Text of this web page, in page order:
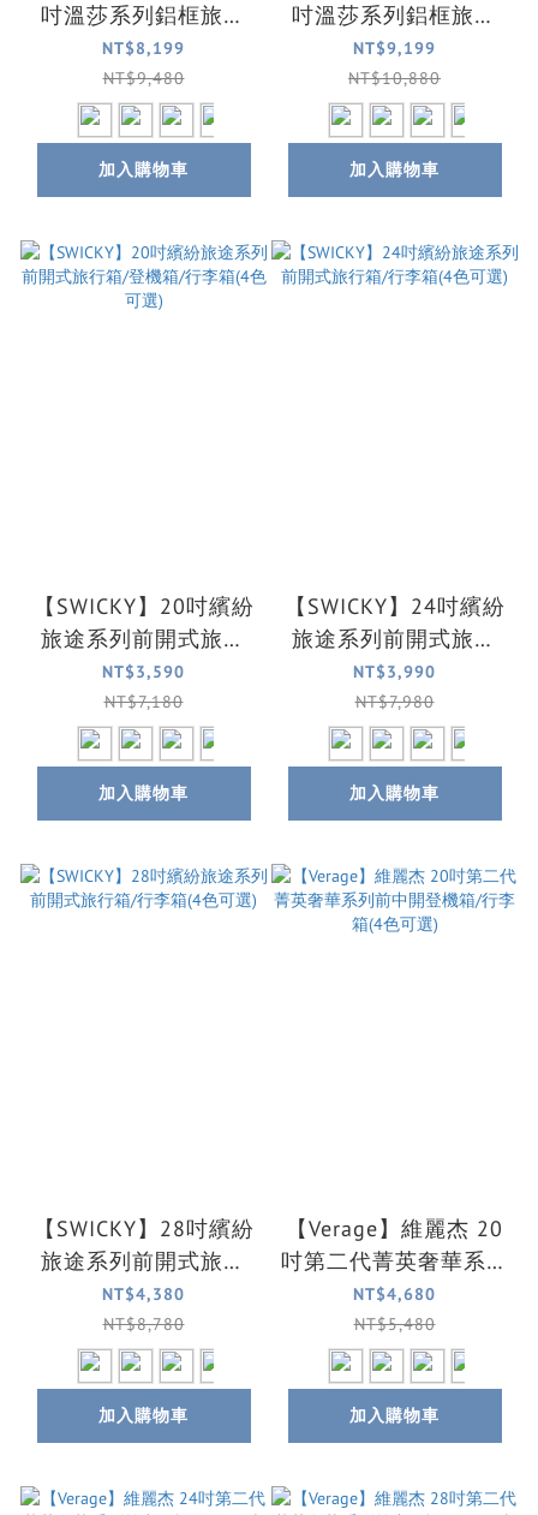
吋溫莎系列鋁框旅行
箱/行李箱(4色可選)
NT$8,199
NT$9,480
加入購物車
吋溫莎系列鋁框旅行
箱/行李箱(4色可選)
NT$9,199
NT$10,880
加入購物車
【SWICKY】20吋繽紛
旅途系列前開式旅行
箱/登機箱/行李箱(4色
可選)
NT$3,590
NT$7,180
加入購物車
【SWICKY】24吋繽紛
旅途系列前開式旅行
箱/行李箱(4色可選)
NT$3,990
NT$7,980
加入購物車
【SWICKY】28吋繽紛
旅途系列前開式旅行
箱/行李箱(4色可選)
NT$4,380
NT$8,780
加入購物車
【Verage】維麗杰 20
吋第二代菁英奢華系列
前中開登機箱/行李箱
(4色可選)
NT$4,680
NT$5,480
加入購物車